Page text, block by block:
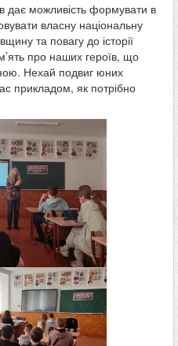
можливість формувати в
власну національну
та повагу до історії
про наших героїв, що
Нехай подвиг юних
прикладом, як потрібно